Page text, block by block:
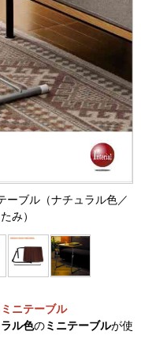
ーブル（ナチュラル色／
み）
ニテーブル
ル色のミニテーブルが使